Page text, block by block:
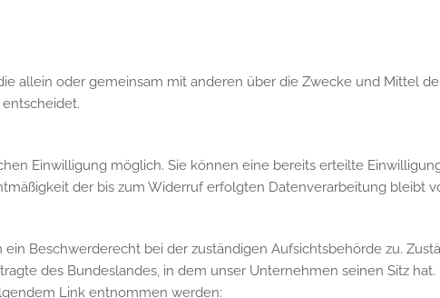
allein oder gemeinsam mit anderen über die Zwecke und Mittel
Einwilligung möglich. Sie können eine bereits erteilte
der bis zum Widerruf erfolgten Datenverarbeitung bleibt
Beschwerderecht bei der zuständigen Aufsichtsbehörde zu.
des Bundeslandes, in dem unser Unternehmen seinen Sitz hat.
Link entnommen werden: